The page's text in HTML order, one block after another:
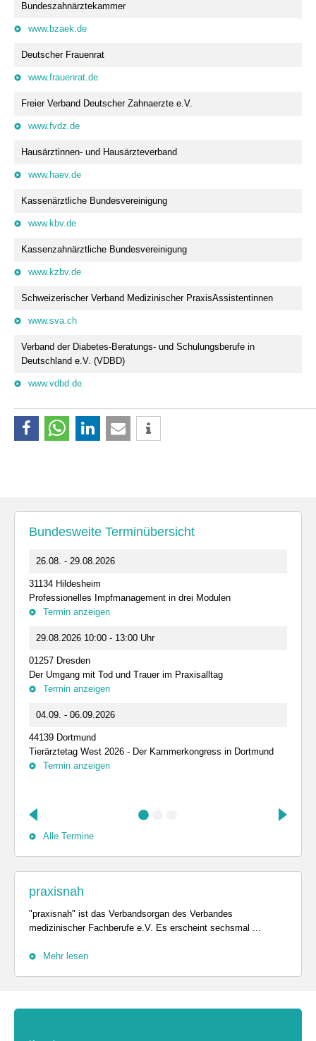
Bundeszahnärztekammer
www.bzaek.de
Deutscher Frauenrat
www.frauenrat.de
Freier Verband Deutscher Zahnaerzte e.V.
www.fvdz.de
Hausärztinnen- und Hausärzteverband
www.haev.de
Kassenärztliche Bundesvereinigung
www.kbv.de
Kassenzahnärztliche Bundesvereinigung
www.kzbv.de
Schweizerischer Verband Medizinischer PraxisAssistentinnen
www.sva.ch
Verband der Diabetes-Beratungs- und Schulungsberufe in
Deutschland e.V. (VDBD)
www.vdbd.de
Bundesweite Terminübersicht
26.08. - 29.08.2026
31134 Hildesheim
Professionelles Impfmanagement in drei Modulen
Termin anzeigen
29.08.2026 10:00 - 13:00 Uhr
01257 Dresden
Der Umgang mit Tod und Trauer im Praxisalltag
Termin anzeigen
04.09. - 06.09.2026
44139 Dortmund
Tierärztetag West 2026 - Der Kammerkongress in Dortmund
Termin anzeigen
Alle Termine
praxisnah
"praxisnah" ist das Verbandsorgan des Verbandes
medizinischer Fachberufe e.V. Es erscheint sechsmal ...
Mehr lesen